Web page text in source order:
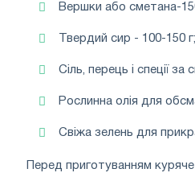
Вершки або сметана-
Твердий сир - 100-150 г;
Сіль, перець і спеції за
Рослинна олія для
Свіжа зелень для
Перед приготуванням